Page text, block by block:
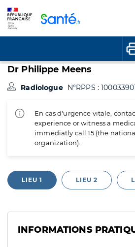
Dr Philippe Meens
Radiologue N°RPPS :
En cas d'urgence vitale,
experience or witness a
immediatly call 15 (the
organization).
LIEU 1 LIEU 2
INFORMATIONS